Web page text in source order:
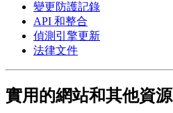
變更防護記錄
API 和整合
偵測引擎更新
法律文件
實用的網站和其他資源